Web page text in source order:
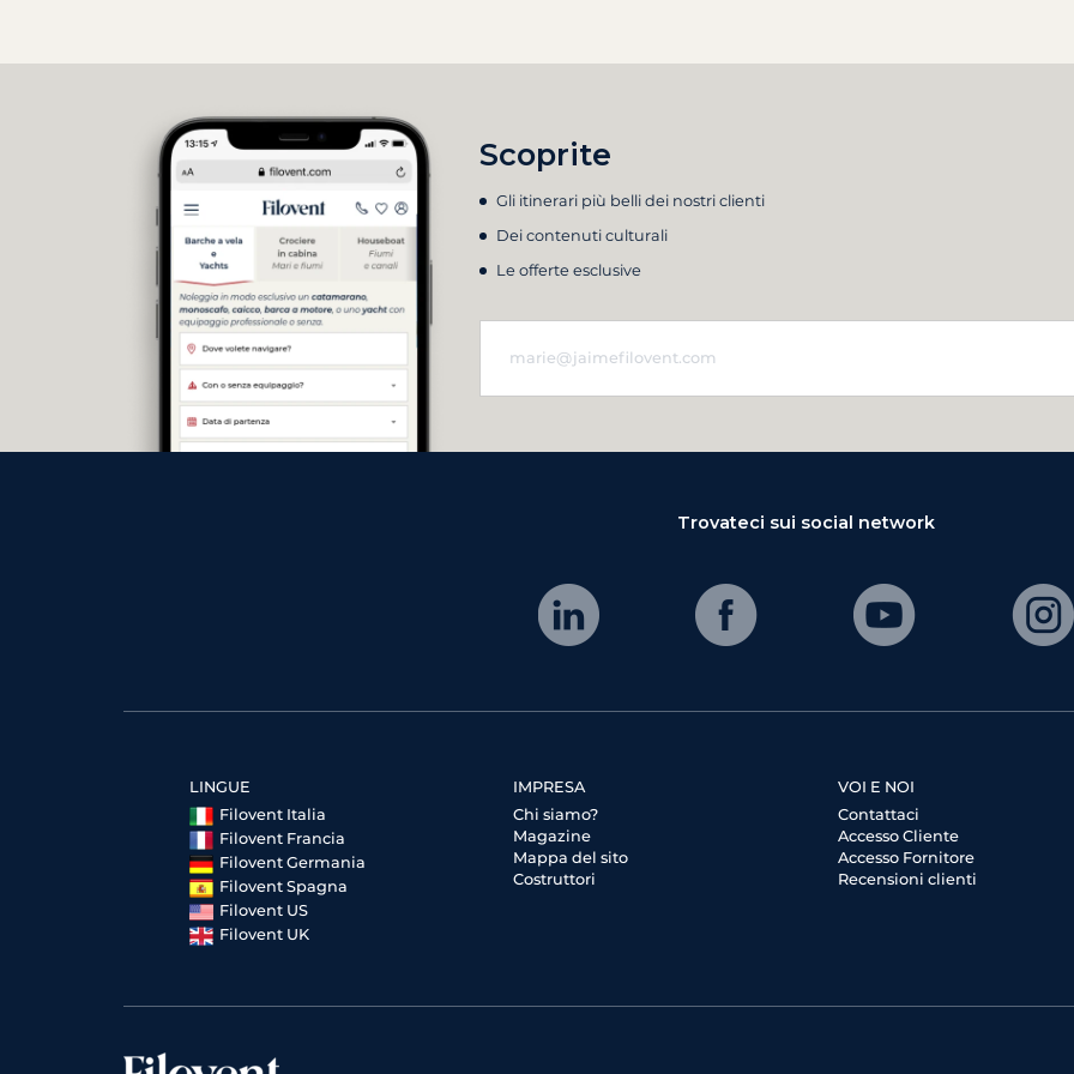
Scoprite
Gli itinerari più belli dei nostri clienti
Dei contenuti culturali
Le offerte esclusive
Trovateci sui social network
LINGUE
Filovent Italia
Filovent Francia
Filovent Germania
Filovent Spagna
Filovent US
Filovent UK
IMPRESA
Chi siamo?
Magazine
Mappa del sito
Costruttori
VOI E NOI
Contattaci
Accesso Cliente
Accesso Fornitore
Recensioni clienti